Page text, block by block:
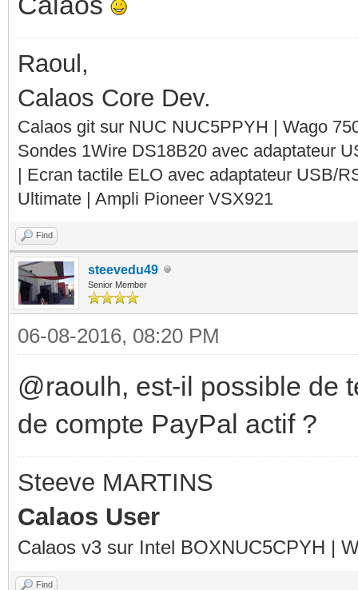
Raoul,
Calaos Core Dev.
Calaos git sur NUC NUC5PPYH | Wago
Sondes 1Wire DS18B20 avec adaptateur
| Ecran tactile ELO avec adaptateur USB/
Ultimate | Ampli Pioneer VSX921
Find
steevedu49
Senior Member
06-08-2016, 08:20 PM
@raoulh, est-il possible de
de compte PayPal actif ?
Steeve MARTINS
Calaos User
Calaos v3 sur Intel BOXNUC5CPYH |
Find